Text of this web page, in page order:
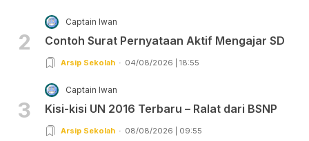
2
Captain Iwan
Contoh Surat Pernyataan Aktif Mengajar SD
Arsip Sekolah 04/08/2026 | 18:55
3
Captain Iwan
Kisi-kisi UN 2016 Terbaru – Ralat dari BSNP
Arsip Sekolah 08/08/2026 | 09:55